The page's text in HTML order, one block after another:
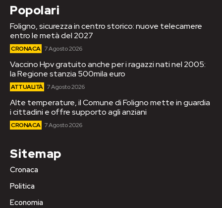
Popolari
Foligno, sicurezza in centro storico: nuove telecamere
entro le metà del 2027
CRONACA 7 Agosto 2026
Vaccino Hpv gratuito anche per i ragazzi nati nel 2005:
la Regione stanzia 500mila euro
ATTUALITÀ 7 Agosto 2026
Alte temperature, il Comune di Foligno mette in guardia
i cittadini e offre supporto agli anziani
CRONACA 7 Agosto 2026
Sitemap
Cronaca
Politica
Economia